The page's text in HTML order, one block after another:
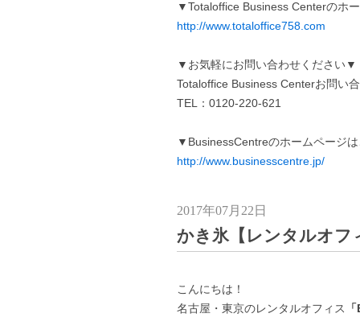
▼Totaloffice Business Centerのホ
http://www.totaloffice758.com
▼お気軽にお問い合わせください▼
Totaloffice Business Centerお問い
TEL：0120-220-621
▼BusinessCentreのホームページ
http://www.businesscentre.jp/
2017年07月22日
かき氷【レンタルオフ
こんにちは！
名古屋・東京のレンタルオフィス